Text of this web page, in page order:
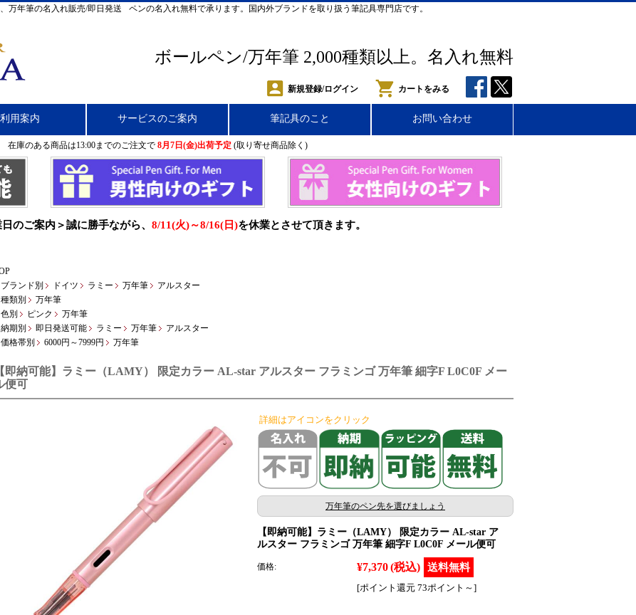
万年筆の名入れ販売/即日発送 ペンの名入れ無料で承ります。国内外ブランドを取り扱う筆記具専門店です。
ボールペン/万年筆 2,000種類以上。名入れ無料
新規登録/ログイン カートをみる
用案内 サービスのご案内 筆記具のこと お問い合わせ
在庫のある商品は13:00までのご注文で 8月7日(金)出荷予定(取り寄せ商品除く)
のご案内＞誠に勝手ながら、 8/11(火)～8/16(日)を休業とさせて頂きます。
ブランド別
ドイツ ラミー 万年筆
アルスター
種類別
万年筆
色別
ピンク
万年筆
納期別
即日発送可能 ラミー 万年筆
アルスター
価格帯別
6000円～7999円 万年筆
【即納可能】ラミー（LAMY） 限定カラー AL-star アルスター フラミンゴ 万年筆 細字F L0C0F メー
便可
詳細はアイコンをクリック
万年筆のペン先を選びましょう
【即納可能】ラミー（LAMY） 限定カラー AL-star ア
ルスター フラミンゴ 万年筆 細字F L0C0F メール便可
価格: ¥7,370(税込)
[ポイント還元 73ポイント～]